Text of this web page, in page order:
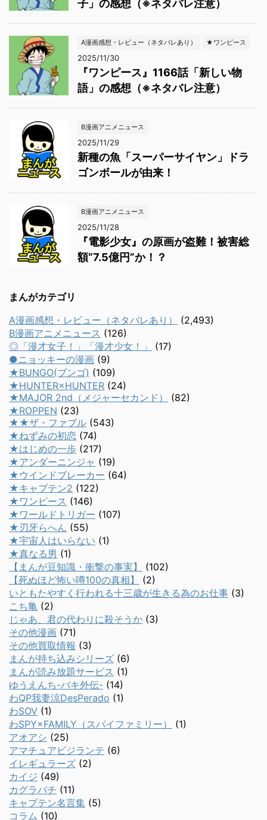
子」の感想（※ネタバレ注意）
A漫画感想・レビュー（ネタバレあり） ★ワンピース
2025/11/30
『ワンピース』1166話「新しい物
語」の感想（※ネタバレ注意）
B漫画アニメニュース
2025/11/29
新種の魚「スーパーサイヤン」ドラ
ゴンボールが由来！
B漫画アニメニュース
2025/11/28
『電影少女』の原画が盗難！被害総
額“7.5億円”か！？
まんがカテゴリ
A漫画感想・レビュー（ネタバレあり）
(2,493)
B漫画アニメニュース (126)
◎「漫才女子！」「漫才少女！」
(17)
●ニョッキーの漫画 (9)
★BUNGO(ブンゴ) (109)
★HUNTER×HUNTER (24)
★MAJOR 2nd（メジャーセカンド）
(82)
★ROPPEN (23)
★★ザ・ファブル (543)
★ねずみの初恋 (74)
★はじめの一歩 (217)
★アンダーニンジャ (19)
★ウインドブレーカー (64)
★キャプテン2 (122)
★ワンピース (146)
★ワールドトリガー (107)
★刃牙らへん (55)
★宇宙人はいらない (1)
★真なる男 (1)
【まんが豆知識・衝撃の事実】
(102)
【死ぬほど怖い噂100の真相】
(2)
いともたやすく行われる十三歳が生きる為のお仕事 (3)
こち亀 (2)
じゃあ、君の代わりに殺そうか (3)
その他漫画 (71)
その他買取情報 (3)
まんが持ち込みシリーズ (6)
まんが読み放題サービス (1)
ゆうえんち-バキ外伝- (14)
わQP我妻涼DesPerado (1)
わSOV (1)
わSPY×FAMILY（スパイファミリー）
(1)
アオアシ (25)
アマチュアビジランテ (6)
イレギュラーズ (2)
カイジ (49)
カグラバチ (11)
キャプテン名言集 (5)
コラム (10)